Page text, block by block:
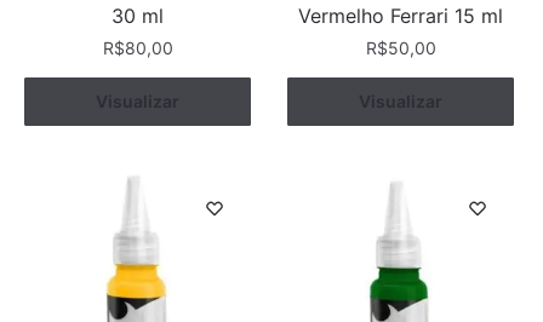
30 ml
R$80,00
Comprar
Visualizar
Vermelho Ferrari 15 ml
R$50,00
Comprar
Visualizar